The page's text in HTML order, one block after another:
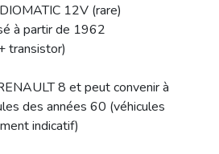
12V (rare)
à partir de 1962
transistor)
8 et peut convenir à
des années 60 (véhicules
indicatif)